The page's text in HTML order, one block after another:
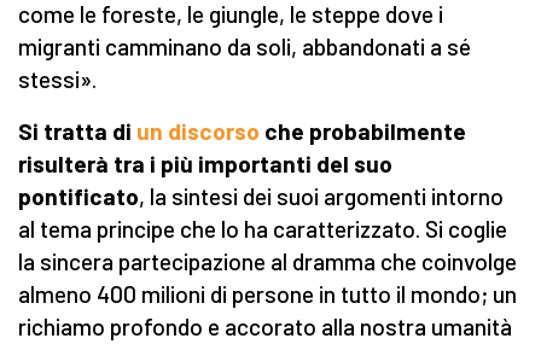
come le foreste, le giungle, le steppe dove i
migranti camminano da soli, abbandonati a sé
stessi».
Si tratta di un discorso che probabilmente
risulterà tra i più importanti del suo
pontificato, la sintesi dei suoi argomenti intorno
al tema principe che lo ha caratterizzato. Si coglie
la sincera partecipazione al dramma che coinvolge
almeno 400 milioni di persone in tutto il mondo; un
richiamo profondo e accorato alla nostra umanità